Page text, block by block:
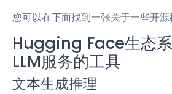
您可以在下面找到一张关于一些开源
Hugging Face生态
LLM服务的工具
文本生成推理